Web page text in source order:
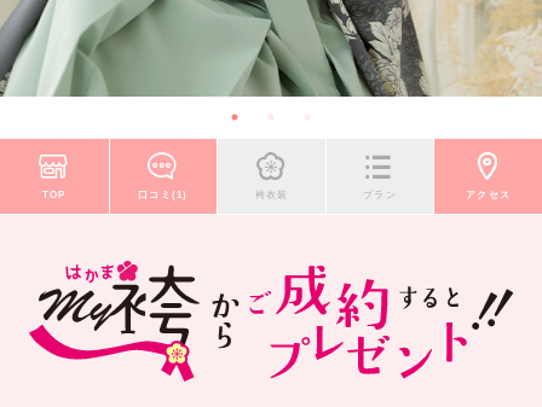
TOP 口コミ(1) 袴衣装 プラン アクセス